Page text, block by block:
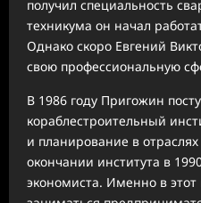
получил специальность
техникума он начал
Однако скоро Евгений
свою профессиональную
В 1986 году Пригожин
кораблестроительный
и планирование в
окончании института в
экономиста. Именно в